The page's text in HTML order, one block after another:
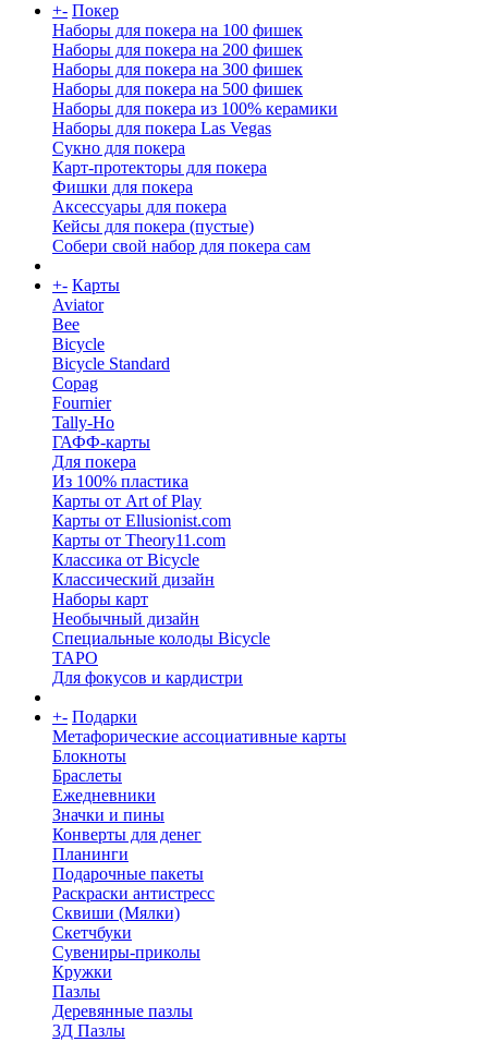
+- Покер
Наборы для покера на 100 фишек
Наборы для покера на 200 фишек
Наборы для покера на 300 фишек
Наборы для покера на 500 фишек
Наборы для покера из 100% керамики
Наборы для покера Las Vegas
Сукно для покера
Карт-протекторы для покера
Фишки для покера
Аксессуары для покера
Кейсы для покера (пустые)
Собери свой набор для покера сам
+- Карты
Aviator
Bee
Bicycle
Bicycle Standard
Copag
Fournier
Tally-Ho
ГАФФ-карты
Для покера
Из 100% пластика
Карты от Art of Play
Карты от Ellusionist.com
Карты от Theory11.com
Классика от Bicycle
Классический дизайн
Наборы карт
Необычный дизайн
Специальные колоды Bicycle
ТАРО
Для фокусов и кардистри
+- Подарки
Метафорические ассоциативные карты
Блокноты
Браслеты
Ежедневники
Значки и пины
Конверты для денег
Планинги
Подарочные пакеты
Раскраски антистресс
Сквиши (Мялки)
Скетчбуки
Сувениры-приколы
Кружки
Пазлы
Деревянные пазлы
3Д Пазлы